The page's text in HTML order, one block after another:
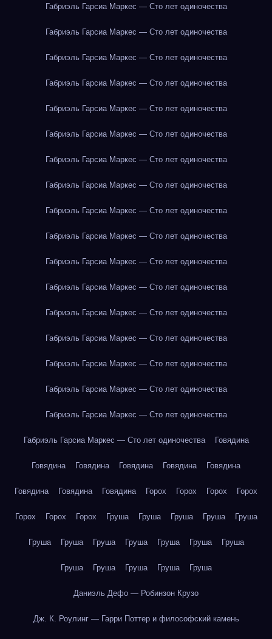
Габриэль Гарсиа Маркес — Сто лет одиночества
Габриэль Гарсиа Маркес — Сто лет одиночества
Габриэль Гарсиа Маркес — Сто лет одиночества
Габриэль Гарсиа Маркес — Сто лет одиночества
Габриэль Гарсиа Маркес — Сто лет одиночества
Габриэль Гарсиа Маркес — Сто лет одиночества
Габриэль Гарсиа Маркес — Сто лет одиночества
Габриэль Гарсиа Маркес — Сто лет одиночества
Габриэль Гарсиа Маркес — Сто лет одиночества
Габриэль Гарсиа Маркес — Сто лет одиночества
Габриэль Гарсиа Маркес — Сто лет одиночества
Габриэль Гарсиа Маркес — Сто лет одиночества
Габриэль Гарсиа Маркес — Сто лет одиночества
Габриэль Гарсиа Маркес — Сто лет одиночества
Габриэль Гарсиа Маркес — Сто лет одиночества
Габриэль Гарсиа Маркес — Сто лет одиночества
Габриэль Гарсиа Маркес — Сто лет одиночества
Габриэль Гарсиа Маркес — Сто лет одиночества Говядина
Говядина Говядина Говядина Говядина Говядина
Говядина Говядина Говядина Горох Горох Горох Горох
Горох Горох Горох Груша Груша Груша Груша Груша
Груша Груша Груша Груша Груша Груша Груша
Груша Груша Груша Груша Груша
Даниэль Дефо — Робинзон Крузо
Дж. К. Роулинг — Гарри Поттер и философский камень